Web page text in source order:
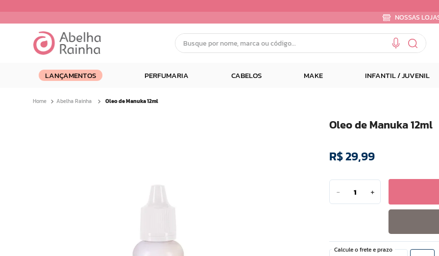
NOSSAS
Busque por nome, marca ou código...
LANÇAMENTOS PERFUMARIA CABELOS MAKE INFANTIL / JUVENIL
Abelha Rainha Oleo de Manuka 12ml
Oleo de Manuka 12ml
R$29,99
＋
－
dermopes
3º
facial